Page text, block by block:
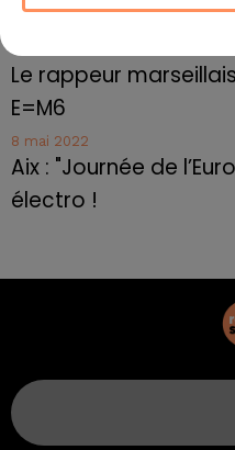
Frédéric Pache
8 mai 2022
Le rappeur
E=M6
8 mai 2022
Aix : "Journée de
électro !